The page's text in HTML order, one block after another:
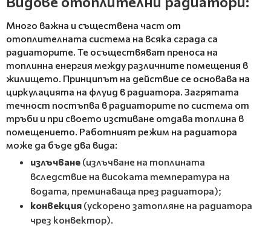
Много важна и съществена част от
отоплителната система на всяка сграда са
радиаторите. Те осъществяват преноса на
топлинна енергия между различните помещения в
жилището. Принципът на действие се основава на
циркулацията на флуид в радиатора. Загрятата
течност постъпва в радиаторите по система от
тръби и при своето изстиване отдава топлина в
помещението. Работният режим на радиатора
може да бъде два вида:
излъчване (излъчване на топлината
вследствие на високата температура на
водата, преминаваща през радиатора);
конвекция (ускорено затопляне на радиатора
чрез конвектор).